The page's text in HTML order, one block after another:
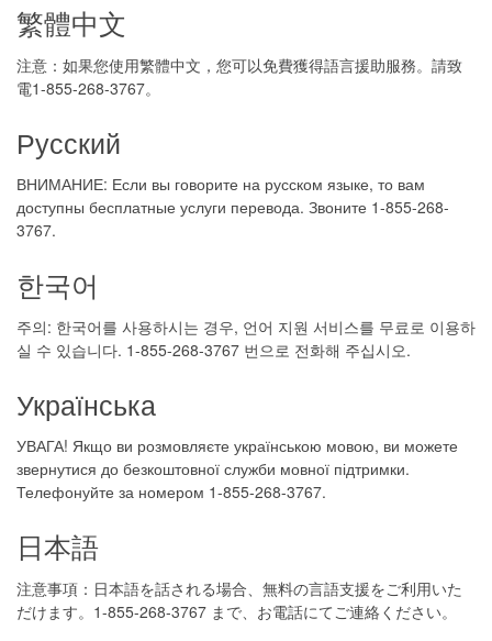
繁體中文
注意：如果您使用繁體中文，您可以免費獲得語言援助服務。請致
電1-855-268-3767。
Русский
ВНИМАНИЕ: Если вы говорите на русском языке, то вам
доступны бесплатные услуги перевода. Звоните 1-855-268-
3767.
한국어
주의: 한국어를 사용하시는 경우, 언어 지원 서비스를 무료로 이용하
실 수 있습니다. 1-855-268-3767 번으로 전화해 주십시오.
Українська
УВАГА! Якщо ви розмовляєте українською мовою, ви можете
звернутися до безкоштовної служби мовної підтримки.
Телефонуйте за номером 1-855-268-3767.
日本語
注意事項：日本語を話される場合、無料の言語支援をご利用いた
だけます。1-855-268-3767 まで、お電話にてご連絡ください。